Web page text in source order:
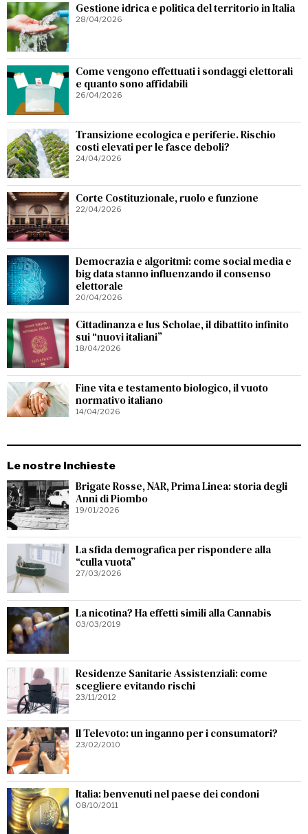
Gestione idrica e politica del territorio in Italia
28/04/2026
Come vengono effettuati i sondaggi elettorali
e quanto sono affidabili
26/04/2026
Transizione ecologica e periferie. Rischio
costi elevati per le fasce deboli?
24/04/2026
Corte Costituzionale, ruolo e funzione
22/04/2026
Democrazia e algoritmi: come social media e
big data stanno influenzando il consenso
elettorale
20/04/2026
Cittadinanza e Ius Scholae, il dibattito infinito
sui “nuovi italiani”
18/04/2026
Fine vita e testamento biologico, il vuoto
normativo italiano
14/04/2026
Le nostre Inchieste
Brigate Rosse, NAR, Prima Linea: storia degli
Anni di Piombo
19/01/2026
La sfida demografica per rispondere alla
“culla vuota”
27/03/2026
La nicotina? Ha effetti simili alla Cannabis
03/03/2019
Residenze Sanitarie Assistenziali: come
scegliere evitando rischi
23/11/2012
Il Televoto: un inganno per i consumatori?
23/02/2010
Italia: benvenuti nel paese dei condoni
08/10/2011